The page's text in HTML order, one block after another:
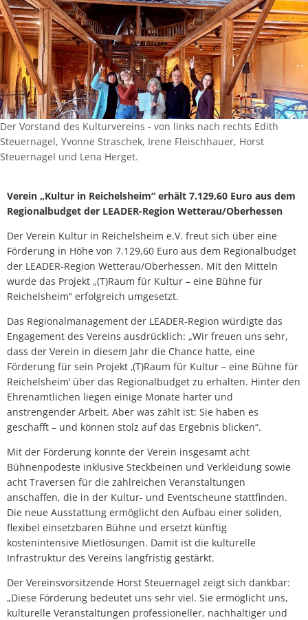
Der Vorstand des Kulturvereins - von links nach rechts Edith
Steuernagel, Yvonne Straschek, Irene Fleischhauer, Horst
Steuernagel und Lena Herget.
Verein „Kultur in Reichelsheim“ erhält 7.129,60 Euro aus dem
Regionalbudget der LEADER-Region Wetterau/Oberhessen
Der Verein Kultur in Reichelsheim e.V. freut sich über eine
Förderung in Höhe von 7.129,60 Euro aus dem Regionalbudget
der LEADER-Region Wetterau/Oberhessen. Mit den Mitteln
wurde das Projekt „(T)Raum für Kultur – eine Bühne für
Reichelsheim“ erfolgreich umgesetzt.
Das Regionalmanagement der LEADER-Region würdigte das
Engagement des Vereins ausdrücklich: „Wir freuen uns sehr,
dass der Verein in diesem Jahr die Chance hatte, eine
Förderung für sein Projekt ‚(T)Raum für Kultur – eine Bühne für
Reichelsheim‘ über das Regionalbudget zu erhalten. Hinter den
Ehrenamtlichen liegen einige Monate harter und
anstrengender Arbeit. Aber was zählt ist: Sie haben es
geschafft – und können stolz auf das Ergebnis blicken“.
Mit der Förderung konnte der Verein insgesamt acht
Bühnenpodeste inklusive Steckbeinen und Verkleidung sowie
acht Traversen für die zahlreichen Veranstaltungen
anschaffen, die in der Kultur- und Eventscheune stattfinden.
Die neue Ausstattung ermöglicht den Aufbau einer soliden,
flexibel einsetzbaren Bühne und ersetzt künftig
kostenintensive Mietlösungen. Damit ist die kulturelle
Infrastruktur des Vereins langfristig gestärkt.
Der Vereinsvorsitzende Horst Steuernagel zeigt sich dankbar:
„Diese Förderung bedeutet uns sehr viel. Sie ermöglicht uns,
kulturelle Veranstaltungen professioneller, nachhaltiger und